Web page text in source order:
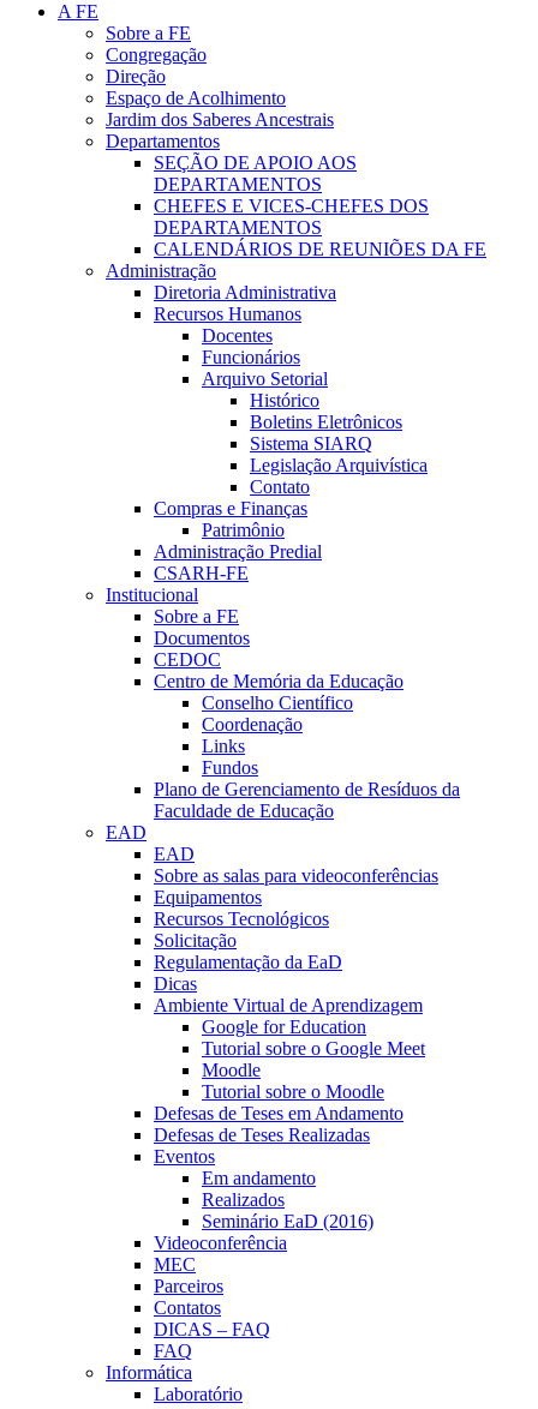
A FE
Sobre a FE
Congregação
Direção
Espaço de Acolhimento
Jardim dos Saberes Ancestrais
Departamentos
SEÇÃO DE APOIO AOS
DEPARTAMENTOS
CHEFES E VICES-CHEFES DOS
DEPARTAMENTOS
CALENDÁRIOS DE REUNIÕES DA FE
Administração
Diretoria Administrativa
Recursos Humanos
Docentes
Funcionários
Arquivo Setorial
Histórico
Boletins Eletrônicos
Sistema SIARQ
Legislação Arquivística
Contato
Compras e Finanças
Patrimônio
Administração Predial
CSARH-FE
Institucional
Sobre a FE
Documentos
CEDOC
Centro de Memória da Educação
Conselho Científico
Coordenação
Links
Fundos
Plano de Gerenciamento de Resíduos da
Faculdade de Educação
EAD
EAD
Sobre as salas para videoconferências
Equipamentos
Recursos Tecnológicos
Solicitação
Regulamentação da EaD
Dicas
Ambiente Virtual de Aprendizagem
Google for Education
Tutorial sobre o Google Meet
Moodle
Tutorial sobre o Moodle
Defesas de Teses em Andamento
Defesas de Teses Realizadas
Eventos
Em andamento
Realizados
Seminário EaD (2016)
Videoconferência
MEC
Parceiros
Contatos
DICAS – FAQ
FAQ
Informática
Laboratório